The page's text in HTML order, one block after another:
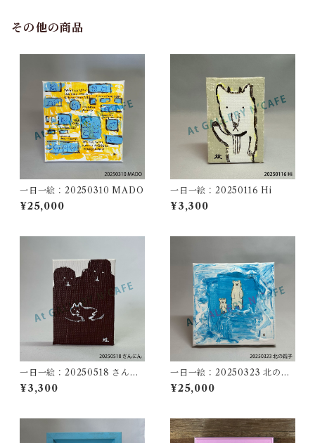
その他の商品
一日一絵：20250310 MADO
¥25,000
一日一絵：20250116 Hi
¥3,300
一日一絵：20250518 さんに
ん
¥3,300
一日一絵：20250323 北の親
子
¥25,000